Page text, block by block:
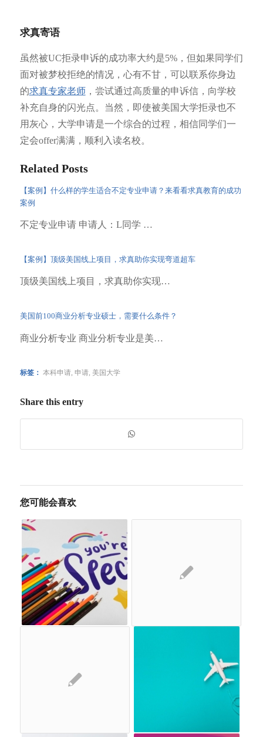
求真寄语
虽然被UC拒录申诉的成功率大约是5%，但如果同学们
面对被梦校拒绝的情况，心有不甘，可以联系你身边
的求真专家老师，尝试通过高质量的申诉信，向学校
补充自身的闪光点。当然，即使被美国大学拒录也不
用灰心，大学申请是一个综合的过程，相信同学们一
定会offer满满，顺利入读名校。
Related Posts
【案例】什么样的学生适合不定专业申请？来看看求真教育的成功
案例
不定专业申请 申请人：L同学 …
【案例】顶级美国线上项目，求真助你实现弯道超车
顶级美国线上项目，求真助你实现…
美国前100商业分析专业硕士，需要什么条件？
商业分析专业 商业分析专业是美…
标签： 本科申请, 申请, 美国大学
Share this entry
您可能会喜欢